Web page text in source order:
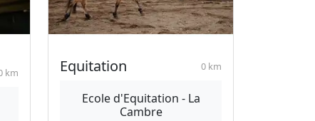
km Equitation 0 km
Ecole d'Equitation - La
Cambre